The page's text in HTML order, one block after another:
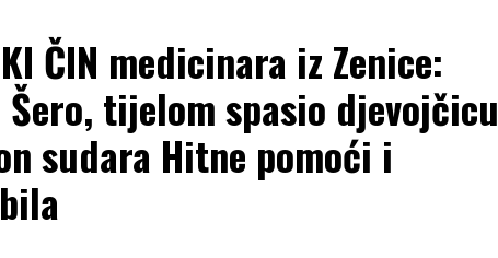
ČIN medicinara iz Zenice:
Šero, tijelom spasio djevojčicu
sudara Hitne pomoći i